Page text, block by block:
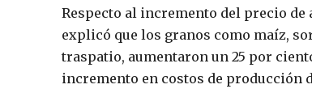
Respecto al incremento del precio
explicó que los granos como maíz,
traspatio, aumentaron un 25 por
incremento en costos de producción